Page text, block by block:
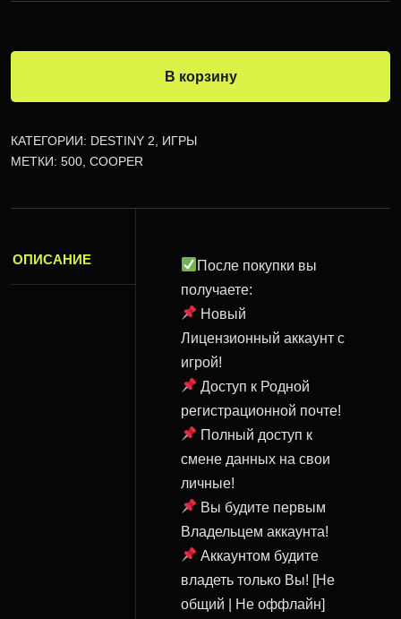
В корзину
КАТЕГОРИИ: DESTINY 2
ИГРЫ
МЕТКИ: 500 COOPER
ОПИСАНИЕ
После покупки вы
получаете:
Новый
Лицензионный аккаунт c
игрой!
Доступ к Родной
регистрационной почте!
Полный доступ к
смене данных на свои
личные!
Вы будите первым
Владельцем аккаунта!
Аккаунтом будите
владеть только Вы! [Не
общий | Не оффлайн]